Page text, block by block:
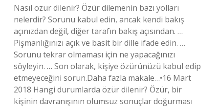
Nasıl ozur dilenir? Özür dilemenin bazı yolları
nelerdir? Sorunu kabul edin, ancak kendi bakış
açınızdan değil, diğer tarafın bakış açısından. …
Pişmanlığınızı açık ve basit bir dille ifade edin. …
Sorunu tekrar olmaması için ne yapacağınızı
söyleyin. … Son olarak, kişiye özürünüzü kabul edip
etmeyeceğini sorun.Daha fazla makale…•16 Mart
2018 Hangi durumlarda özür dilenir? Özür, bir
kişinin davranışının olumsuz sonuçlar doğurması